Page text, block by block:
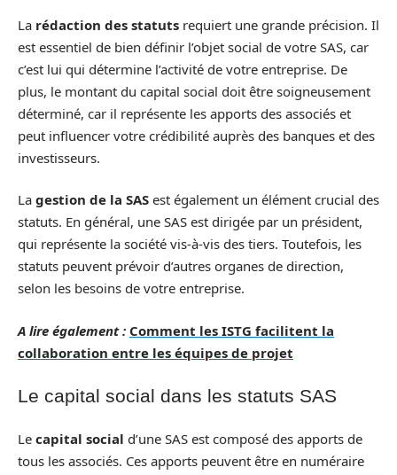
La rédaction des statuts requiert une grande précision. Il
est essentiel de bien définir l’objet social de votre SAS, car
c’est lui qui détermine l’activité de votre entreprise. De
plus, le montant du capital social doit être soigneusement
déterminé, car il représente les apports des associés et
peut influencer votre crédibilité auprès des banques et des
investisseurs.
La gestion de la SAS est également un élément crucial des
statuts. En général, une SAS est dirigée par un président,
qui représente la société vis-à-vis des tiers. Toutefois, les
statuts peuvent prévoir d’autres organes de direction,
selon les besoins de votre entreprise.
A lire également : Comment les ISTG facilitent la
collaboration entre les équipes de projet
Le capital social dans les statuts SAS
Le capital social d’une SAS est composé des apports de
tous les associés. Ces apports peuvent être en numéraire